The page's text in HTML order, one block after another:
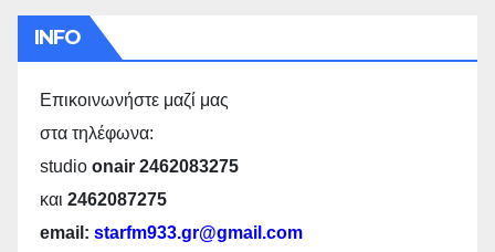
INFO
Επικοινωνήστε μαζί μας
στα τηλέφωνα:
studio onair 2462083275
και 2462087275
email: starfm933.gr@gmail.com